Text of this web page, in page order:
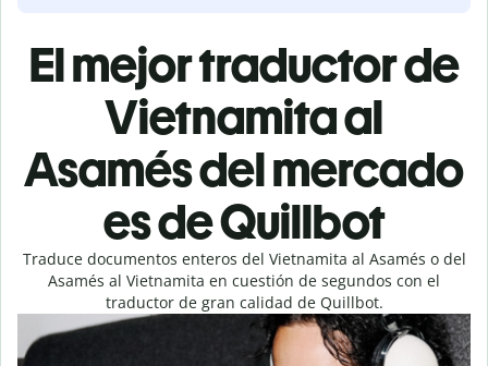
El mejor traductor de
Vietnamita al
Asamés del mercado
es de Quillbot
Traduce documentos enteros del Vietnamita al Asamés o del
Asamés al Vietnamita en cuestión de segundos con el
traductor de gran calidad de Quillbot.